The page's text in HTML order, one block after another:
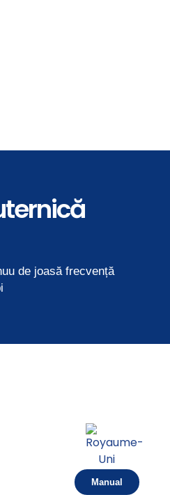
de joasă frecvență
Manual